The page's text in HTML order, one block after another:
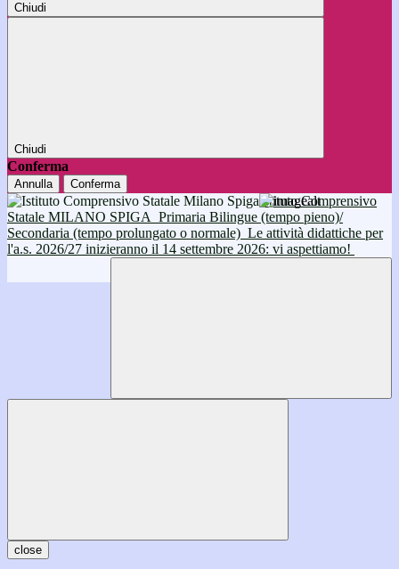
Chiudi
Chiudi
Conferma
Annulla Conferma
Istituto Comprensivo
Statale MILANO SPIGA Primaria Bilingue (tempo pieno)/
Secondaria (tempo prolungato o normale) Le attività didattiche per
l'a.s. 2026/27 inizieranno il 14 settembre 2026: vi aspettiamo!
close